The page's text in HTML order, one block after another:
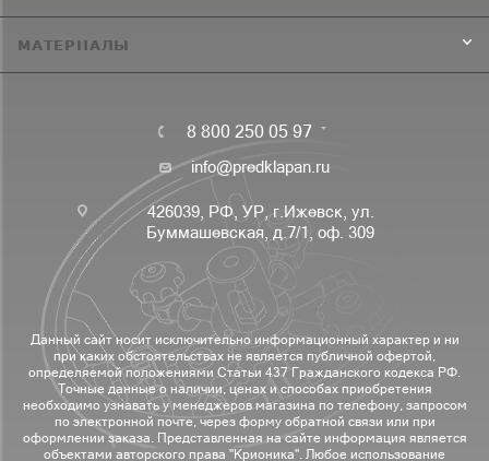
МАТЕРИАЛЫ
8 800 250 05 97
info@predklapan.ru
426039, РФ, УР, г.Ижевск, ул.
Буммашевская, д.7/1, оф. 309
Данный сайт носит исключительно информационный характер и ни
при каких обстоятельствах не является публичной офертой,
определяемой положениями Статьи 437 Гражданского кодекса РФ.
Точные данные о наличии, ценах и способах приобретения
необходимо узнавать у менеджеров магазина по телефону, запросом
по электронной почте, через форму обратной связи или при
оформлении заказа. Представленная на сайте информация является
объектами авторского права "Крионика". Любое использование